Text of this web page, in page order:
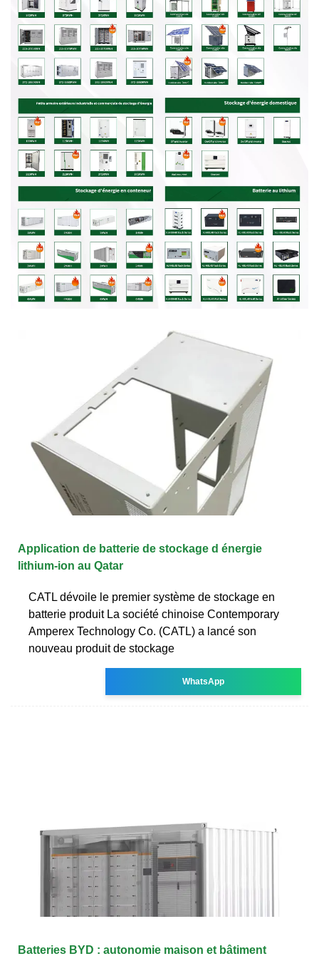
Application de batterie de stockage d énergie
lithium-ion au Qatar
CATL dévoile le premier système de stockage en
batterie produit La société chinoise Contemporary
Amperex Technology Co. (CATL) a lancé son
nouveau produit de stockage
WhatsApp
Batteries BYD : autonomie maison et bâtiment